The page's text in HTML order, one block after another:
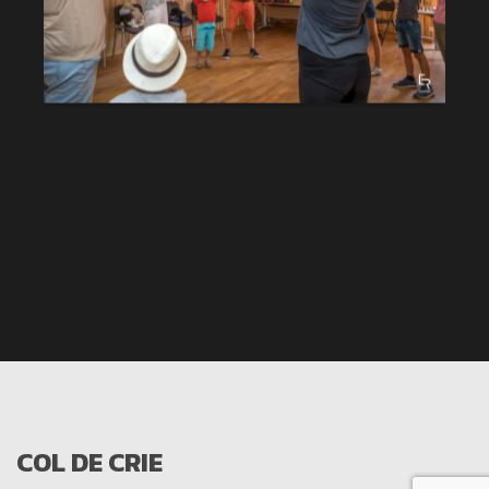
COL DE CRIE